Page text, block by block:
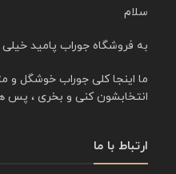
سلام
به فروشگاه جوراب پامید
ما اینجا کلی جوراب خوشگل و
انتخابشون کنی و بخری ، پس
ارتباط با ما